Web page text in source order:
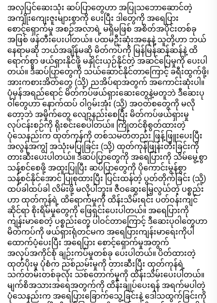
အလှပြင်ဆေးသုံး ဆပ်ပြာတွေဟာ အပြုသဘောဆောင်တဲ့
အကျိုးကျေးဇူးများစွာကို ပေးပြီး ဒါတွေကို အရေပြား
စောင့်ရှောက်မှု အစဉ်အလာရဲ့ မရှိမဖြစ် အစိတ်အပိုင်းတစ်ခု
အဖြစ် ဖန်တီးပေးပါတယ်။ ပထမဦးဆုံးအနေနဲ့ သူတို့ဟာ ဘယ်
နေရာမဆို ဘယ်အချိန်မဆို မိတ်ကပ်ကို မြန်မြန်ဆန်ဆန်နဲ့ ထိ
ရောက်စွာ ဖယ်ရှားနိုင်ဖို့ မနှိုင်းယှဉ်နိုင်တဲ့ အဆင်ပြေမှုကို ပေးပါ
တယ်။ ဒီဆပ်ပြာတွေကို သယ်ဆောင်နိုင်တာကြောင့် ခရီးထွက်ဖို့၊
အားကစားအိတ်တွေ (သို့) ညအိပ်ရာအတွက် အကောင်းဆုံးပါ။
ပုံမှန်အရည်ရောင် မိတ်ကပ်ဖယ်ရှားဆေးတွေနဲ့မတူဘဲ ဒီဆေးပု
ဝါတွေဟာ နောက်ထပ် ဝါဂွမ်းအုံး (သို့) အဝတ်စတွေကို မလို
တော့ဘဲ အမှိုက်တွေ လျော့နည်းစေပြီး မိတ်ကပ်ဖယ်ရှားမှု
လုပ်ငန်းစဉ်ကို ရိုးစင်းစေပါတယ်။ ကြိုတင်စိုစွတ်ထားတဲ့
ပုံသေနည်းက ထုတ်ကုန်ကို တစ်သမတ်တည်း ဖြန့်ဖြူးပေးပြီး
အလွန်အကျွံ အသုံးမပြုခြင်း (သို့) ထုတ်ကုန်ဖြုန်းတီးခြင်းကို
တားဆီးပေးပါတယ်။ ဒီဆပ်ပြာတွေကို အရေပြားကို သိမ်မွေ့စွာ
သန့်စင်စေဖို့ အထူးပြုပြီး ဆပ်ပြာတွေကို ပိုကောင်းမွန်စွာ
သန့်စင်နိုင်အောင် ပြုစုထားပြီး ပြင်းထန်တဲ့ ပွတ်တိုက်ခြင်း (သို့)
ထပ်ခါထပ်ခါ လိမ်းဖို့ မလိုပါဘူး။ ဇီဝဆွေးမြေ့လွယ်တဲ့ ပစ္စည်း
ဟာ ထုတ်ကုန်ရဲ့ ထိရောက်မှုကို ထိန်းသိမ်းရင်း ပတ်ဝန်းကျင်
ဆိုင်ရာ စိုးရိမ်မှုတွေကို ဖြေရှင်းပေးပါတယ်။ အရေပြားကို
ကျန်းမာစေတဲ့ ပစ္စည်းတွေ ပါဝင်တာကြောင့် ဒီဆေးပုဝါတွေဟာ
မိတ်ကပ်ကို ဖယ်ရှားရုံတင်မက အရေပြားကျန်းမာရေးကိုပါ
ထောက်ပံ့ပေးပြီး အရေပြား စောင့်ရှောက်မှုအတွက်
အလုပ်အကိုင်စုံ ချဉ်းကပ်မှုတစ်ခု ပေးပါတယ်။ ပိတ်ထားတဲ့
ထုတ်ပိုးမှု ပုံစံက ညစ်ညမ်းမှုကို တားဆီးပြီး ထုတ်ကုန်ရဲ့
သက်တမ်းတစ်ခုလုံး သစ်တောက်မှုကို ထိန်းသိမ်းပေးပါတယ်။
မျက်စိအသားအရေအတွက်ကို ထိန်းချုပ်ပေးရန် အရက်မပါတဲ့
ပုံသေနည်းက အရေပြားခြောက်သွေ့ခြင်းနဲ့ ဒေါသထွက်ခြင်းကို